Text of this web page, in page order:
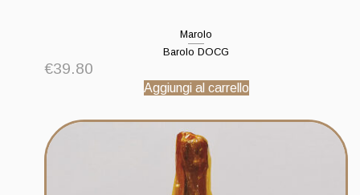
Marolo
Barolo DOCG
€39.80
Aggiungi al carrello